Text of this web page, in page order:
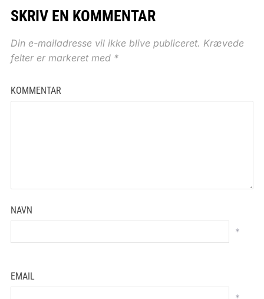
SKRIV EN KOMMENTAR
Din e-mailadresse vil ikke blive publiceret. Krævede
felter er markeret med *
KOMMENTAR
NAVN
*
EMAIL